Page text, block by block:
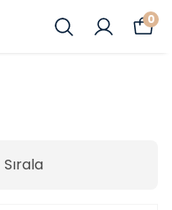
0
Sırala